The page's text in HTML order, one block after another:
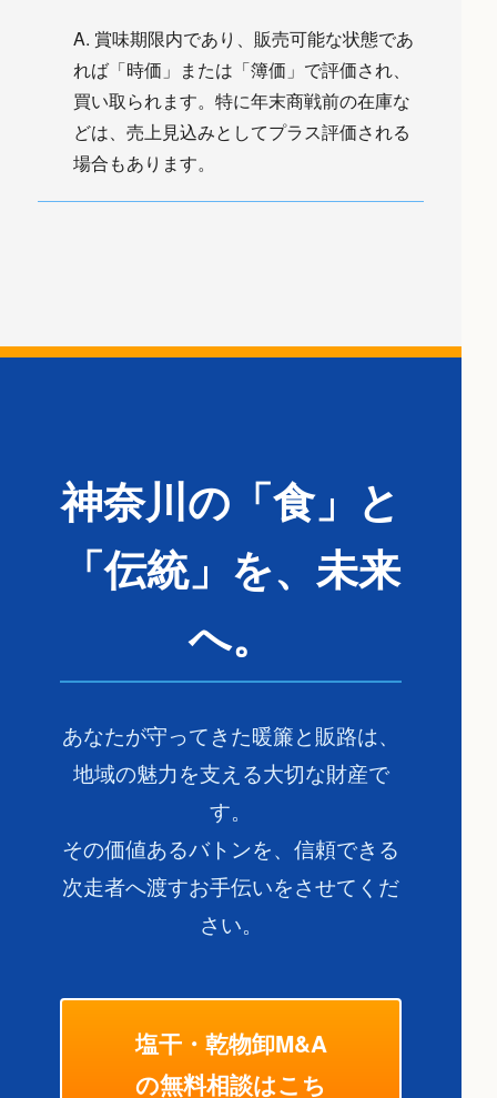
A. 賞味期限内であり、販売可能な状態であ
れば「時価」または「簿価」で評価され、
買い取られます。特に年末商戦前の在庫な
どは、売上見込みとしてプラス評価される
場合もあります。
神奈川の「食」と
「伝統」を、未来
へ。
あなたが守ってきた暖簾と販路は、
地域の魅力を支える大切な財産で
す。
その価値あるバトンを、信頼できる
次走者へ渡すお手伝いをさせてくだ
さい。
塩干・乾物卸M&A
の無料相談はこち